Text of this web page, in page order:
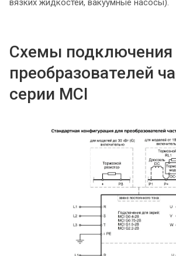
вязких жидкостей, вакуумные насосы).
Схемы подключения
преобразователей
серии MCI